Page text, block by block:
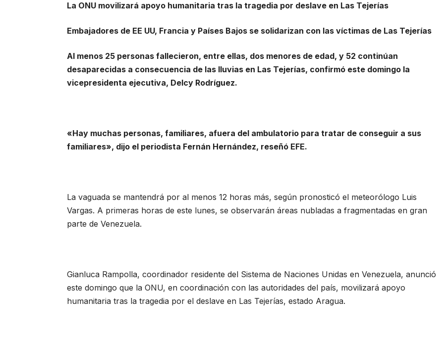
La ONU movilizará apoyo humanitaria tras la tragedia por deslave en Las Tejerías
Embajadores de EE UU, Francia y Países Bajos se solidarizan con las víctimas de Las Tejerías
Al menos 25 personas fallecieron, entre ellas, dos menores de edad, y 52 continúan
desaparecidas a consecuencia de las lluvias en Las Tejerías, confirmó este domingo la
vicepresidenta ejecutiva, Delcy Rodríguez.
«Hay muchas personas, familiares, afuera del ambulatorio para tratar de conseguir a sus
familiares», dijo el periodista Fernán Hernández, reseñó EFE.
La vaguada se mantendrá por al menos 12 horas más, según pronosticó el meteorólogo Luis
Vargas. A primeras horas de este lunes, se observarán áreas nubladas a fragmentadas en gran
parte de Venezuela.
Gianluca Rampolla, coordinador residente del Sistema de Naciones Unidas en Venezuela, anunció
este domingo que la ONU, en coordinación con las autoridades del país, movilizará apoyo
humanitaria tras la tragedia por el deslave en Las Tejerías, estado Aragua.